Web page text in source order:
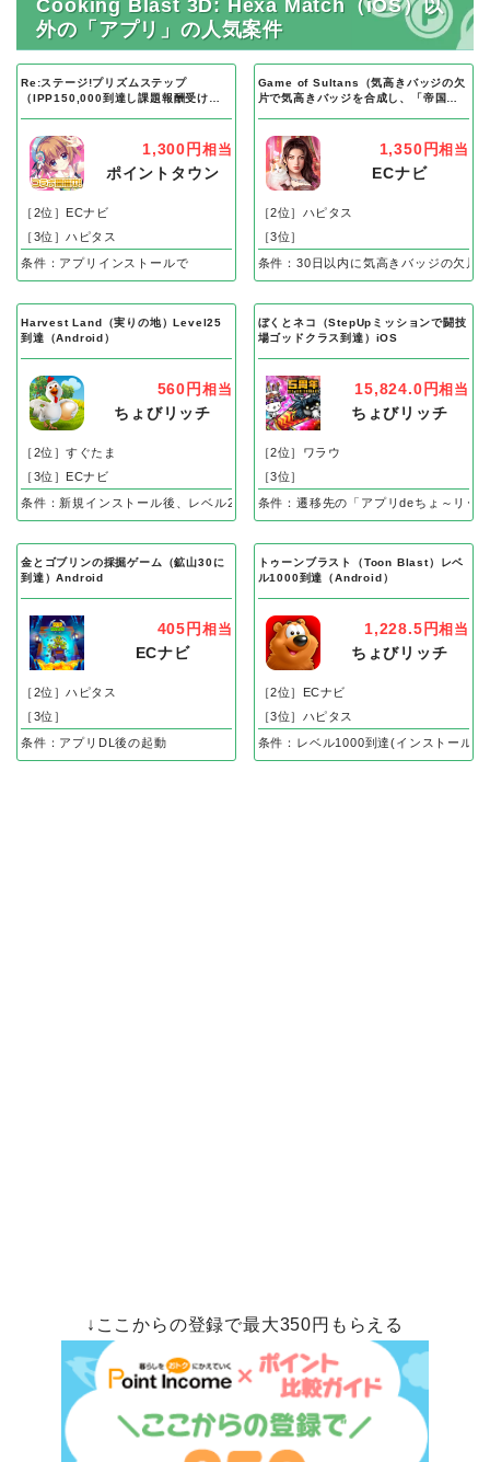
外の「アプリ」の人気案件
Re:ステージ!プリズムステップ
（IPP150,000到達し課題報酬受け取
1,300円 相当
ポイントタウン
［2位］ECナビ
［3位］ハピタス
条件：アプリインストールで
Game of Sultans（気高きバッジの欠
片で気高きバッジを合成し、「帝国五
1,350円相当
ECナビ
［2位］ハピタス
［3位］
条件：30日以内に気高きバッジの欠片
Harvest Land（実りの地）Level25
到達（Android）
560円 相当
ちょびリッチ
［2位］すぐたま
［3位］ECナビ
条件：新規インストール後、レベル25到達で成果
ぼくとネコ（StepUpミッションで闘技
場ゴッドクラス到達）iOS
15,824.0円相当
ちょびリッチ
［2位］ワラウ
［3位］
条件：遷移先の「アプリdeちょ～リッ
金とゴブリンの採掘ゲーム（鉱山30に
到達）Android
405円 相当
ECナビ
［2位］ハピタス
［3位］
条件：アプリDL後の起動
トゥーンブラスト（Toon Blast）レベ
ル1000到達（Android）
1,228.5円相当
ちょびリッチ
［2位］ECナビ
［3位］ハピタス
条件：レベル1000到達(インストール後
↓ここからの登録で最大350円もらえる